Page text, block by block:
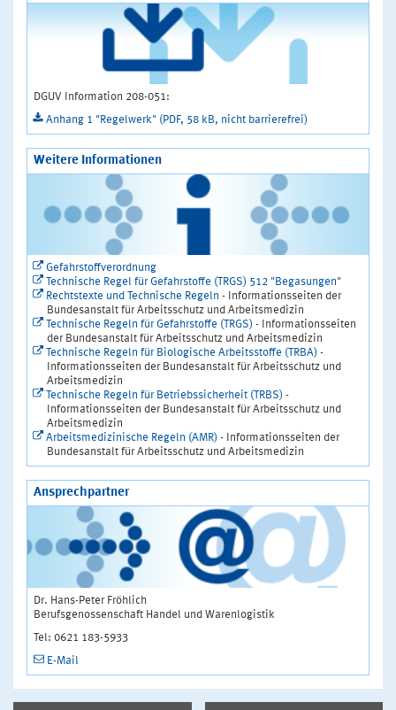
DGUV Information 208-051:
Anhang 1 "Regelwerk" (PDF, 58 kB, nicht barrierefrei)
Weitere Informationen
Gefahrstoffverordnung
Technische Regel für Gefahrstoffe (TRGS) 512 "Begasungen"
Rechtstexte und Technische Regeln - Informationsseiten der
Bundesanstalt für Arbeitsschutz und Arbeitsmedizin
Technische Regeln für Gefahrstoffe (TRGS) - Informationsseiten
der Bundesanstalt für Arbeitsschutz und Arbeitsmedizin
Technische Regeln für Biologische Arbeitsstoffe (TRBA) -
Informationsseiten der Bundesanstalt für Arbeitsschutz und
Arbeitsmedizin
Technische Regeln für Betriebssicherheit (TRBS) -
Informationsseiten der Bundesanstalt für Arbeitsschutz und
Arbeitsmedizin
Arbeitsmedizinische Regeln (AMR) - Informationsseiten der
Bundesanstalt für Arbeitsschutz und Arbeitsmedizin
Ansprechpartner
Dr. Hans-Peter Fröhlich
Berufsgenossenschaft Handel und Warenlogistik
Tel: 0621 183-5933
E-Mail